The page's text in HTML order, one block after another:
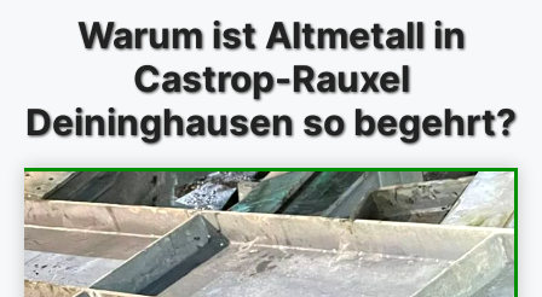
Warum ist Altmetall in
Castrop-Rauxel
Deininghausen so begehrt?